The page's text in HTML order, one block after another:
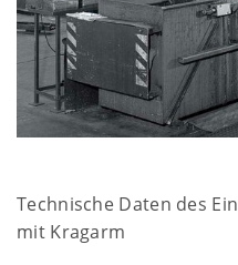
Technische Daten des
mit Kragarm